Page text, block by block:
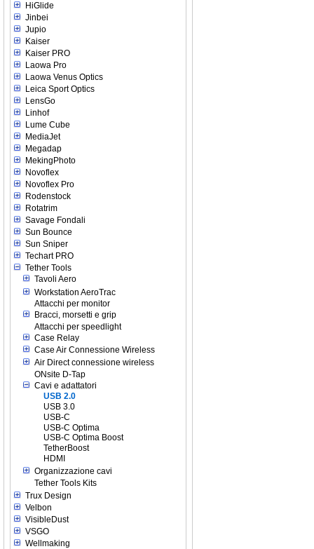
HiGlide
Jinbei
Jupio
Kaiser
Kaiser PRO
Laowa Pro
Laowa Venus Optics
Leica Sport Optics
LensGo
Linhof
Lume Cube
MediaJet
Megadap
MekingPhoto
Novoflex
Novoflex Pro
Rodenstock
Rotatrim
Savage Fondali
Sun Bounce
Sun Sniper
Techart PRO
Tether Tools
Tavoli Aero
Workstation AeroTrac
Attacchi per monitor
Bracci, morsetti e grip
Attacchi per speedlight
Case Relay
Case Air Connessione Wireless
Air Direct connessione wireless
ONsite D-Tap
Cavi e adattatori
USB 2.0
USB 3.0
USB-C
USB-C Optima
USB-C Optima Boost
TetherBoost
HDMI
Organizzazione cavi
Tether Tools Kits
Trux Design
Velbon
VisibleDust
VSGO
Wellmaking